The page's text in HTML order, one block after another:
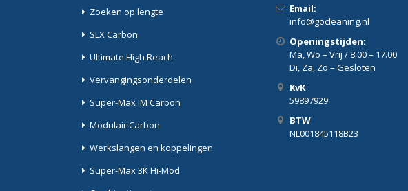
Zoeken op lengte
SLX Carbon
Ultimate High Reach
Vervangingsonderdelen
Super-Max IM Carbon
Modulair Carbon
Werkslangen en koppelingen
Super-Max 3K Hi-Mod
Email:
info@gocleaning.nl
Openingstijden:
Ma, Wo – Vrij / 8.00 – 17.00
Di, Za, Zo – Gesloten
KvK
59897929
BTW
NL001845118B23